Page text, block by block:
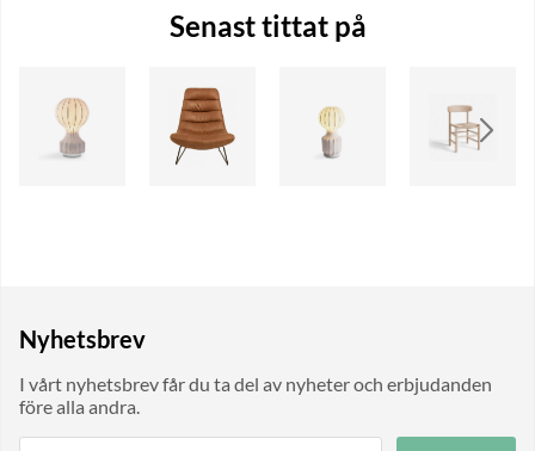
Senast tittat på
Nyhetsbrev
I vårt nyhetsbrev får du ta del av nyheter och erbjudanden
före alla andra.